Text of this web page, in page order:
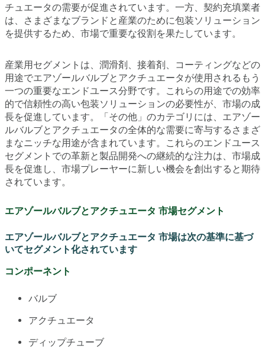
チュエータの需要が促進されています。一方、契約充填業者
は、さまざまなブランドと産業のために包装ソリューション
を提供するため、市場で重要な役割を果たしています。
産業用セグメントは、潤滑剤、接着剤、コーティングなどの
用途でエアゾールバルブとアクチュエータが使用されるもう
一つの重要なエンドユース分野です。これらの用途での効率
的で信頼性の高い包装ソリューションの必要性が、市場の成
長を促進しています。「その他」のカテゴリには、エアゾー
ルバルブとアクチュエータの全体的な需要に寄与するさまざ
まなニッチな用途が含まれています。これらのエンドユース
セグメントでの革新と製品開発への継続的な注力は、市場成
長を促進し、市場プレーヤーに新しい機会を創出すると期待
されています。
エアゾールバルブとアクチュエータ 市場セグメント
エアゾールバルブとアクチュエータ 市場は次の基準に基づ
いてセグメント化されています
コンポーネント
バルブ
アクチュエータ
ディップチューブ